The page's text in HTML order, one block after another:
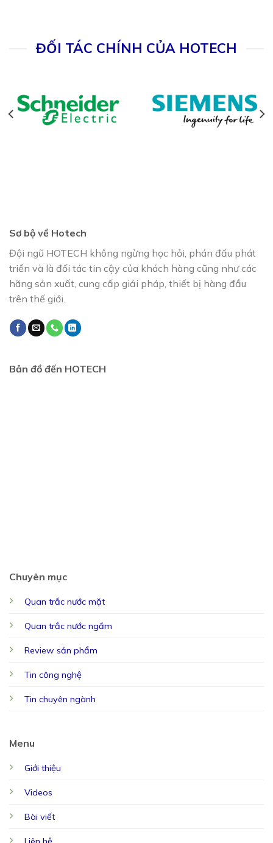
ĐỐI TÁC CHÍNH CỦA HOTECH
Sơ bộ về Hotech
Đội ngũ HOTECH không ngừng học hỏi, phán đấu phát
triển và là đối tác tin cậy của khách hàng cũng như các
hãng sản xuất, cung cấp giải pháp, thiết bị hàng đầu
trên thế giới.
Chuyên mục
Quan trắc nước mặt
Quan trắc nước ngầm
Review sản phẩm
Tin công nghệ
Tin chuyên ngành
Menu
Giới thiệu
Videos
Bài viết
Bản đồ đến HOTECH